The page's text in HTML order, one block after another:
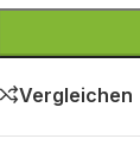
Vergleichen